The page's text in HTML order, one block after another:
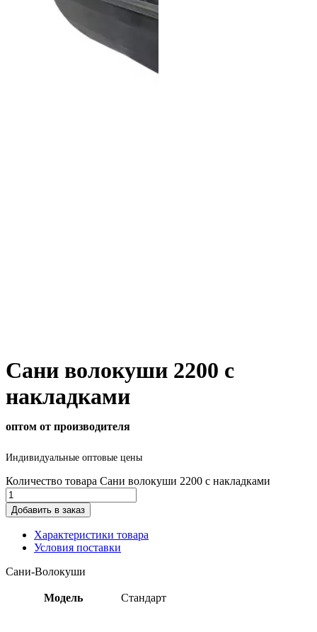
Сани волокуши 2200 с
накладками
оптом от производителя
Индивидуальные оптовые цены
Количество товара Сани волокуши 2200 с накладками
Добавить в заказ
Характеристики товара
Условия поставки
Сани-Волокуши
Модель Стандарт